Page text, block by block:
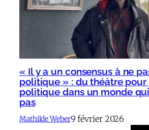
« Il y a un consensus à ne
politique » : du théâtre pour
politique dans un monde qui
pas
Mathilde Weber9 février 2026